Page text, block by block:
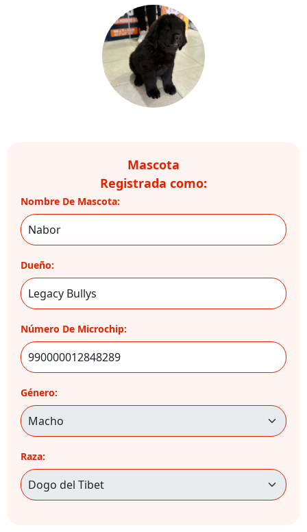
Mascota
Registrada como:
Nombre De Mascota:
Dueño:
Número De Microchip:
Género:
Raza: